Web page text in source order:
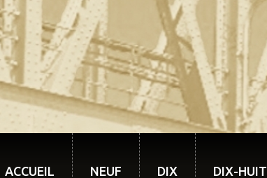
ACCUEIL NEUF DIX DIX-HUIT